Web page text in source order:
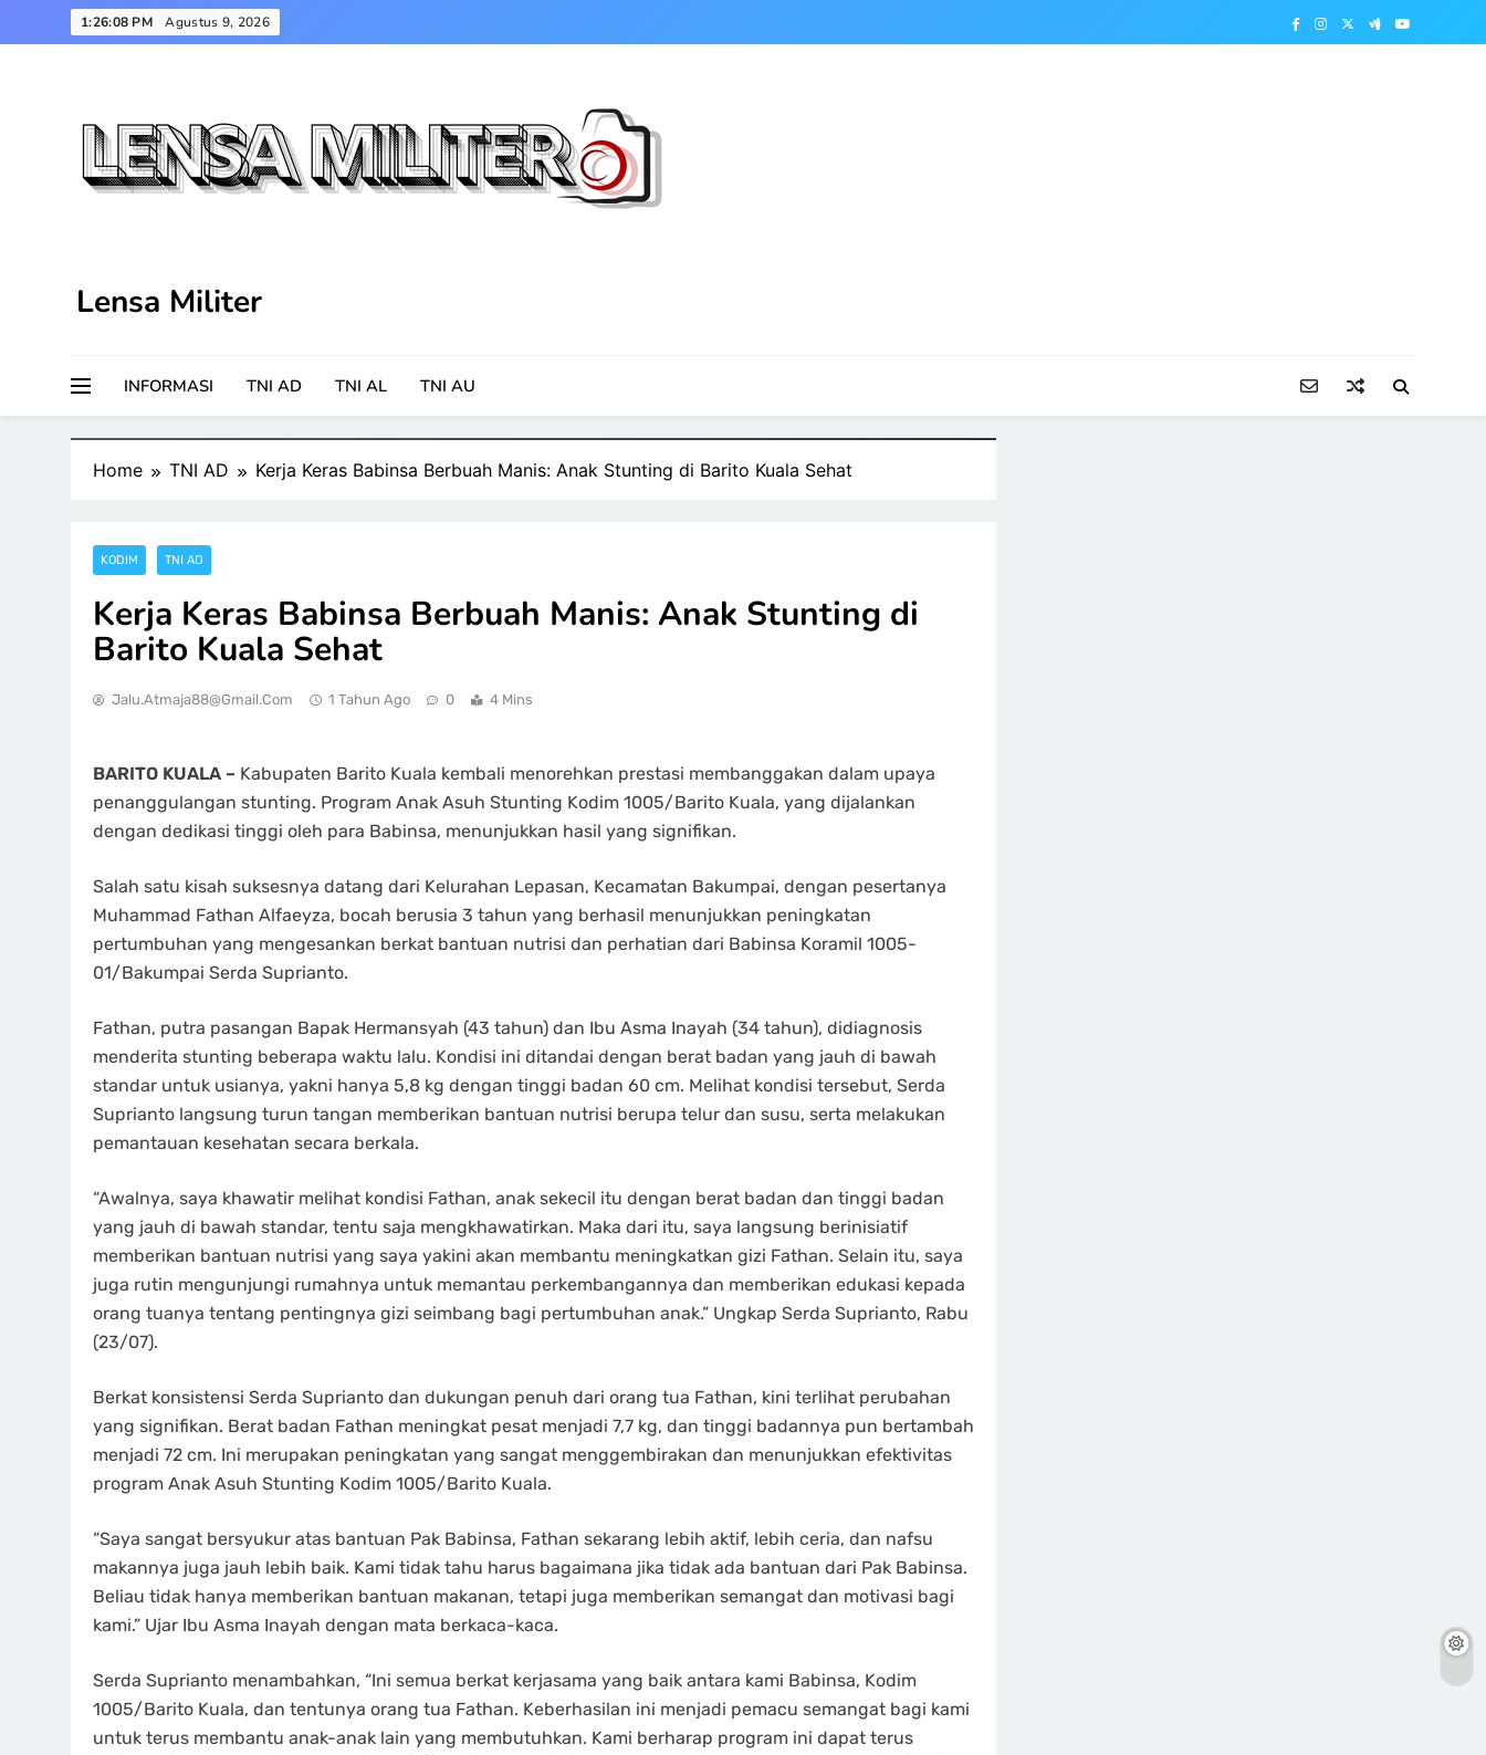
to
1:26:08 PM Agustus 9, 2026
Lensa Militer
INFORMASI TNI AD TNI AL TNI AU
Home TNI AD Kerja Keras Babinsa Berbuah Manis: Anak Stunting di Barito Kuala Sehat
KODIM TNI AD
Kerja Keras Babinsa Berbuah Manis: Anak Stunting di
Barito Kuala Sehat
Jalu.atmaja88@gmail.com 1 Tahun Ago 0 4 Mins
BARITO KUALA – Kabupaten Barito Kuala kembali menorehkan prestasi membanggakan dalam upaya
penanggulangan stunting. Program Anak Asuh Stunting Kodim 1005/Barito Kuala, yang dijalankan
dengan dedikasi tinggi oleh para Babinsa, menunjukkan hasil yang signifikan.
Salah satu kisah suksesnya datang dari Kelurahan Lepasan, Kecamatan Bakumpai, dengan pesertanya
Muhammad Fathan Alfaeyza, bocah berusia 3 tahun yang berhasil menunjukkan peningkatan
pertumbuhan yang mengesankan berkat bantuan nutrisi dan perhatian dari Babinsa Koramil 1005-
01/Bakumpai Serda Suprianto.
Fathan, putra pasangan Bapak Hermansyah (43 tahun) dan Ibu Asma Inayah (34 tahun), didiagnosis
menderita stunting beberapa waktu lalu. Kondisi ini ditandai dengan berat badan yang jauh di bawah
standar untuk usianya, yakni hanya 5,8 kg dengan tinggi badan 60 cm. Melihat kondisi tersebut, Serda
Suprianto langsung turun tangan memberikan bantuan nutrisi berupa telur dan susu, serta melakukan
pemantauan kesehatan secara berkala.
“Awalnya, saya khawatir melihat kondisi Fathan, anak sekecil itu dengan berat badan dan tinggi badan
yang jauh di bawah standar, tentu saja mengkhawatirkan. Maka dari itu, saya langsung berinisiatif
memberikan bantuan nutrisi yang saya yakini akan membantu meningkatkan gizi Fathan. Selain itu, saya
juga rutin mengunjungi rumahnya untuk memantau perkembangannya dan memberikan edukasi kepada
orang tuanya tentang pentingnya gizi seimbang bagi pertumbuhan anak.” Ungkap Serda Suprianto, Rabu
(23/07).
Berkat konsistensi Serda Suprianto dan dukungan penuh dari orang tua Fathan, kini terlihat perubahan
yang signifikan. Berat badan Fathan meningkat pesat menjadi 7,7 kg, dan tinggi badannya pun bertambah
menjadi 72 cm. Ini merupakan peningkatan yang sangat menggembirakan dan menunjukkan efektivitas
program Anak Asuh Stunting Kodim 1005/Barito Kuala.
“Saya sangat bersyukur atas bantuan Pak Babinsa, Fathan sekarang lebih aktif, lebih ceria, dan nafsu
makannya juga jauh lebih baik. Kami tidak tahu harus bagaimana jika tidak ada bantuan dari Pak Babinsa.
Beliau tidak hanya memberikan bantuan makanan, tetapi juga memberikan semangat dan motivasi bagi
kami.” Ujar Ibu Asma Inayah dengan mata berkaca-kaca.
Serda Suprianto menambahkan, “Ini semua berkat kerjasama yang baik antara kami Babinsa, Kodim
1005/Barito Kuala, dan tentunya orang tua Fathan. Keberhasilan ini menjadi pemacu semangat bagi kami
untuk terus membantu anak-anak lain yang membutuhkan. Kami berharap program ini dapat terus